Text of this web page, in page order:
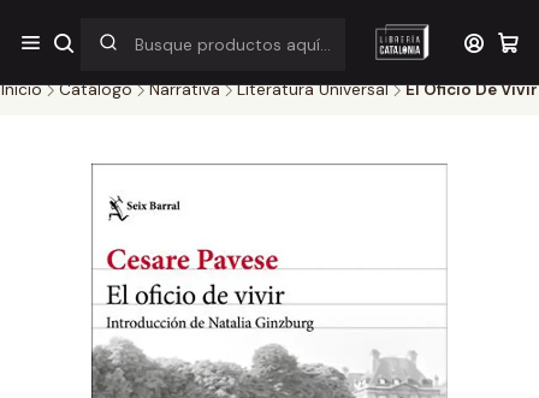
¡Por pocos días! Despacho a $1.000 en RM por compras sobre
$38.000
Inicio Catálogo Narrativa Literatura Universal El Oficio De Vivir